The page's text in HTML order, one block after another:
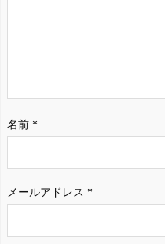
名前 *
メールアドレス *